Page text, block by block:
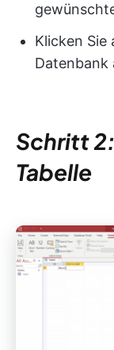
Klicken Sie
Datenbank
Schritt
Tabelle